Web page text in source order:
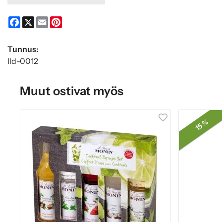
Facebook
X Email
Tunnus:
Ild-0012
Muut ostivat myös
15 %